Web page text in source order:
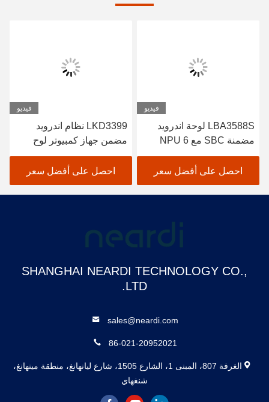
فيديو
LBA3588S لوحة اندرويد
مضمنة SBC مع NPU 6
TOPS يدعم
INT4/INT8/INT16/FP16/B
F16/TF32
احصل على أفضل سعر
فيديو
LKD3399 نظام اندرويد
مضمن جهاز كمبيوتر لوح
واحد مع مدخل عرض 1*
واجهة MIPI_CSIاحصل على أفضل سعر
SHANGHAI NEARDI TECHNOLOGY CO.,
LTD.
sales@neardi.com
86-021-20952021
الغرفة 807، المبنى 1، الشارع 1505، شارع ليانهانغ، منطقة مينهانغ،
شنغهاي